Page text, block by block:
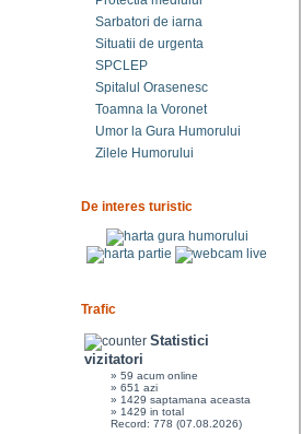
Sarbatori de iarna
Situatii de urgenta
SPCLEP
Spitalul Orasenesc
Toamna la Voronet
Umor la Gura Humorului
Zilele Humorului
De interes turistic
Trafic
Statistici
vizitatori
» 59 acum online
» 651 azi
» 1429 saptamana aceasta
» 1429 in total
Record: 778 (07.08.2026)